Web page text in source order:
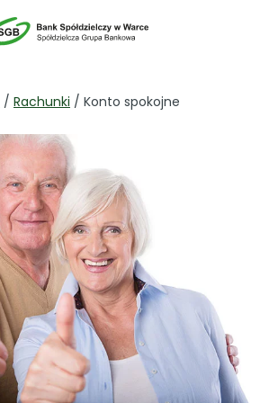
/ Rachunki / Konto spokojne